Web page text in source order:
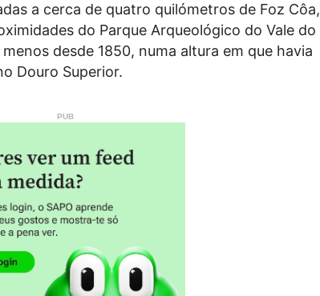
a cerca de quatro quilómetros de Foz Côa,
do Parque Arqueológico do Vale do
desde 1850, numa altura em que havia
Douro Superior.